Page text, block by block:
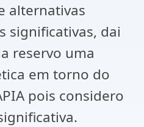
alternativas
significativas, dai
reservo uma
em torno do
pois considero